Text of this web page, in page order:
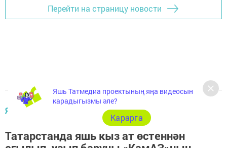
Перейти на страницу новости
ЯҢАЛЫКЛАР
Татарстанда яшь кыз ат өстеннән
Яшь Татмедиа проектының яңа видеосын
карадыгызмы әле?
Карарга